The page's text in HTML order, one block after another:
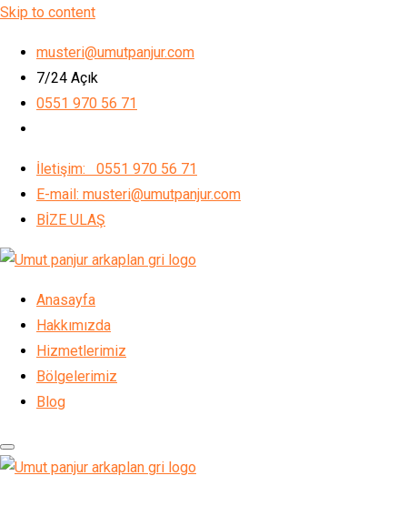
Skip to content
musteri@umutpanjur.com
7/24 Açık
0551 970 56 71
İletişim: 0551 970 56 71
E-mail: musteri@umutpanjur.com
BİZE ULAŞ
Anasayfa
Hakkımızda
Hizmetlerimiz
Bölgelerimiz
Blog